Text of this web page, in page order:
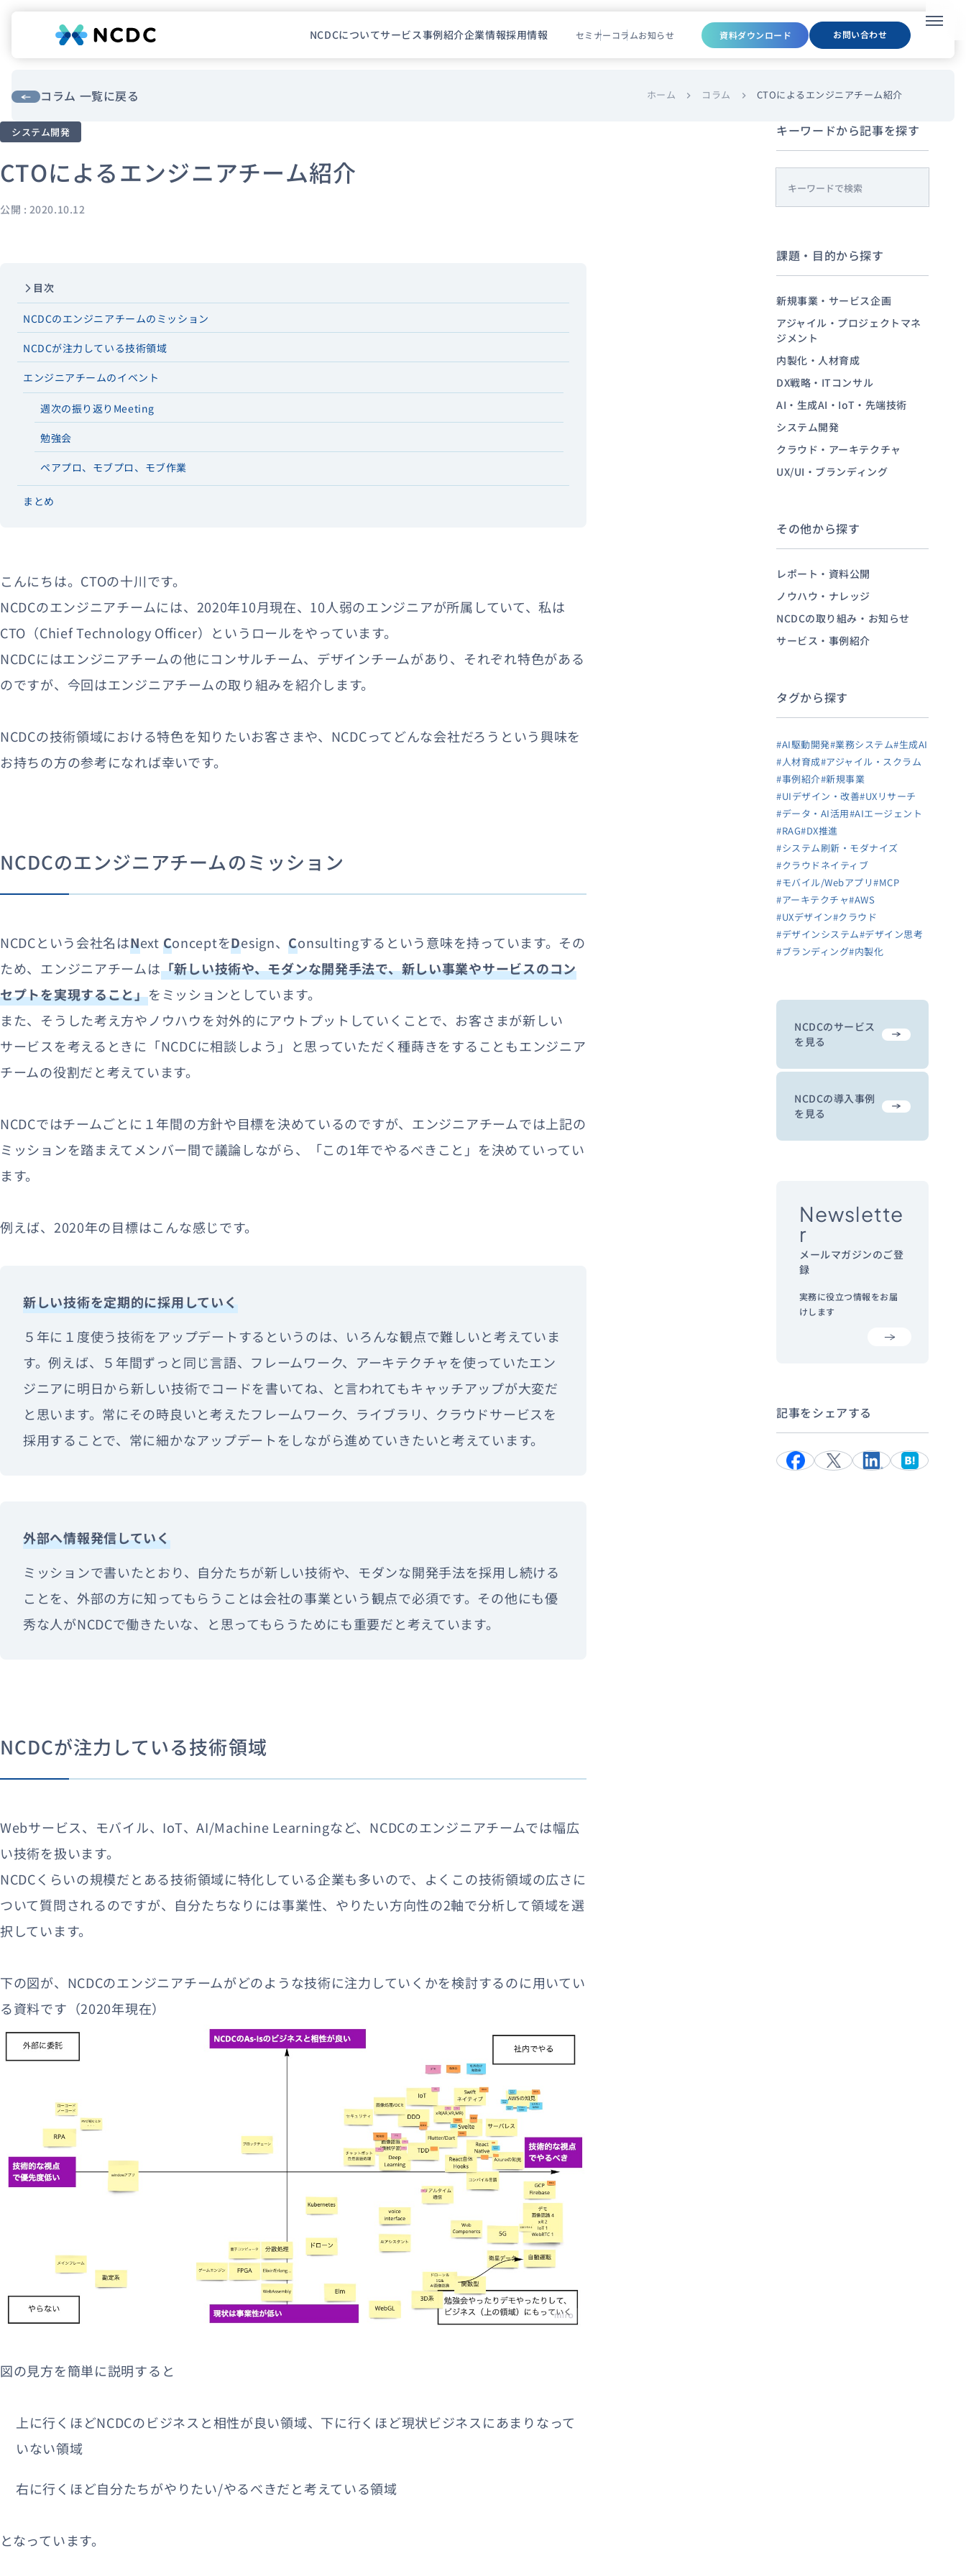
メニュ
サービス
企業情報
事例紹介
お役立ち情報（PJ Insight）
NCDCについてサービス事例紹介企業情報採用情報 セミナー コラムお知らせ 資料ダウンロード お問い合わせ
コラム 一覧に戻る ホーム chevron_right コラム chevron_right CTOによるエンジニアチーム紹介
システム開発
CTOによるエンジニアチーム紹介
公開 : 2020.10.12
目次
NCDCのエンジニアチームのミッション
NCDCが注力している技術領域
エンジニアチームのイベント
週次の振り返りMeeting
勉強会
ペアプロ、モブプロ、モブ作業
まとめ
こんにちは。CTOの十川です。
NCDCのエンジニアチームには、2020年10月現在、10人弱のエンジニアが所属していて、私は
CTO（Chief Technology Officer）というロールをやっています。
NCDCにはエンジニアチームの他にコンサルチーム、デザインチームがあり、それぞれ特色がある
のですが、今回はエンジニアチームの取り組みを紹介します。
NCDCの技術領域における特色を知りたいお客さまや、NCDCってどんな会社だろうという興味を
お持ちの方の参考になれば幸いです。
NCDCのエンジニアチームのミッション
NCDCという会社名はNext ConceptをDesign、Consultingするという意味を持っています。その
ため、エンジニアチームは「新しい技術や、モダンな開発手法で、新しい事業やサービスのコン
セプトを実現すること」をミッションとしています。
また、そうした考え方やノウハウを対外的にアウトプットしていくことで、お客さまが新しい
サービスを考えるときに「NCDCに相談しよう」と思っていただく種蒔きをすることもエンジニア
チームの役割だと考えています。
NCDCではチームごとに１年間の方針や目標を決めているのですが、エンジニアチームでは上記の
ミッションを踏まえてメンバー間で議論しながら、「この1年でやるべきこと」を決めていってい
ます。
例えば、2020年の目標はこんな感じです。
新しい技術を定期的に採用していく
５年に１度使う技術をアップデートするというのは、いろんな観点で難しいと考えていま
す。例えば、５年間ずっと同じ言語、フレームワーク、アーキテクチャを使っていたエン
ジニアに明日から新しい技術でコードを書いてね、と言われてもキャッチアップが大変だ
と思います。常にその時良いと考えたフレームワーク、ライブラリ、クラウドサービスを
採用することで、常に細かなアップデートをしながら進めていきたいと考えています。
外部へ情報発信していく
ミッションで書いたとおり、自分たちが新しい技術や、モダンな開発手法を採用し続ける
ことを、外部の方に知ってもらうことは会社の事業という観点で必須です。その他にも優
秀な人がNCDCで働きたいな、と思ってもらうためにも重要だと考えています。
NCDCが注力している技術領域
Webサービス、モバイル、IoT、AI/Machine Learningなど、NCDCのエンジニアチームでは幅広
い技術を扱います。
NCDCくらいの規模だとある技術領域に特化している企業も多いので、よくこの技術領域の広さに
ついて質問されるのですが、自分たちなりには事業性、やりたい方向性の2軸で分析して領域を選
択しています。
下の図が、NCDCのエンジニアチームがどのような技術に注力していくかを検討するのに用いてい
る資料です（2020年現在）
図の見方を簡単に説明すると
上に行くほどNCDCのビジネスと相性が良い領域、下に行くほど現状ビジネスにあまりなって
いない領域
右に行くほど自分たちがやりたい/やるべきだと考えている領域
となっています。
キーワードから記事を探す
e
h
課題・目的から探す
新規事業・サービス企画
アジャイル・プロジェクトマネ
ジメント
内製化・人材育成
DX戦略・ITコンサル
AI・生成AI・IoT・先端技術
システム開発
クラウド・アーキテクチャ
UX/UI・ブランディング
その他から探す
レポート・資料公開
ノウハウ・ナレッジ
NCDCの取り組み・お知らせ
サービス・事例紹介
タグから探す
#AI駆動開発#業務システム#生成AI
#人材育成#アジャイル・スクラム
#事例紹介#新規事業
#UIデザイン・改善#UXリサーチ
#データ・AI活用#AIエージェント
#RAG#DX推進
#システム刷新・モダナイズ
#クラウドネイティブ
#モバイル/Webアプリ#MCP
#アーキテクチャ#AWS
#UXデザイン#クラウド
#デザインシステム#デザイン思考
#ブランディング#内製化
NCDCのサービス
を見る
NCDCの導入事例
を見る
Newslette
r
メールマガジンのご登
録
実務に役立つ情報をお届
けします
記事をシェアする